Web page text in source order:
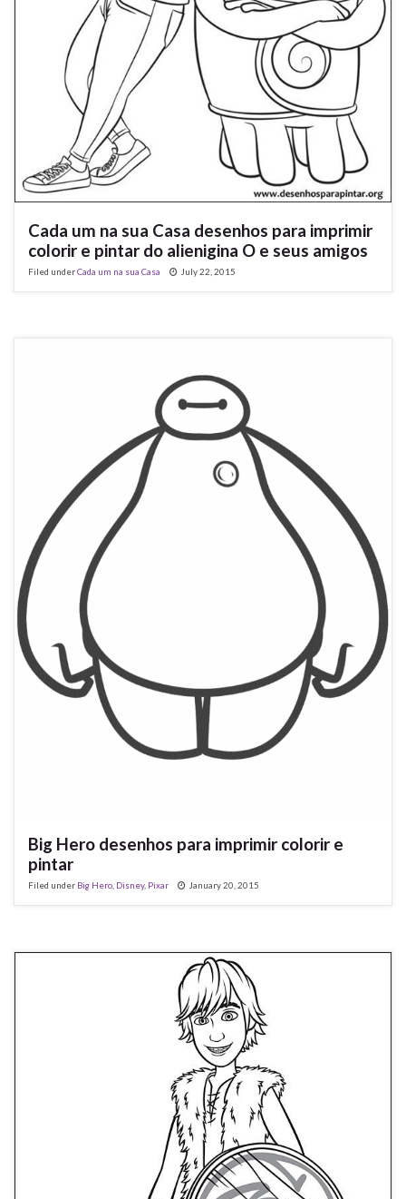
Cada um na sua Casa desenhos para imprimir
colorir e pintar do alienigina O e seus amigos
Filed underCada um na sua Casa July 22, 2015
Big Hero desenhos para imprimir colorir e
pintar
Filed under Big Hero Disney, Pixar January 20, 2015